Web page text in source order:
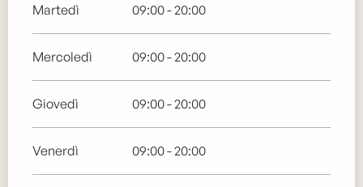
Martedì 09:00 - 20:00
Mercoledì 09:00 - 20:00
Giovedì 09:00 - 20:00
Venerdì 09:00 - 20:00